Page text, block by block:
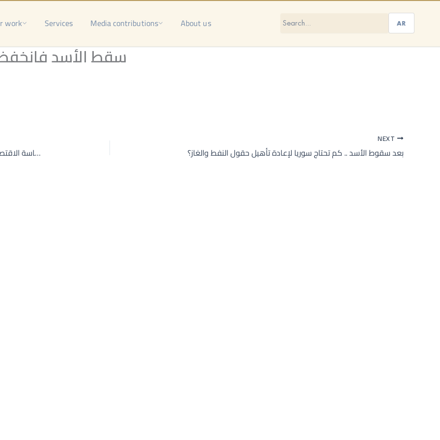
work Services Media contributions About us AR
سقط الأسد
السياسة الاقتصادية السورية بظل حكومة تصريف الأعمال: التقشف الصارم
NEXT
بعد سقوط الأسد .. كم تحتاج سوريا لإعادة تأهيل حقول النفط والغاز؟